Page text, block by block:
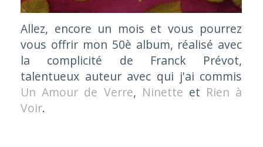
Allez, encore un mois et vous pourrez
vous offrir mon 50è album, réalisé avec
la complicité de Franck Prévot,
talentueux auteur avec qui j'ai commis
Un Amour de Verre, Ninette et Rien à
Voir.